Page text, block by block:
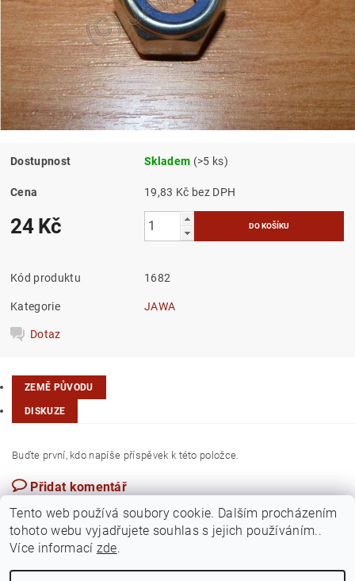
Dostupnost Skladem (>5 ks)
Cena 19,83 Kč bez DPH
24 Kč
Kód produktu 1682
Kategorie JAWA
Dotaz
ZEMĚ PŮVODU
DISKUZE
Buďte první, kdo napíše příspěvek k této položce.
Přidat komentář
Tento web používá soubory cookie. Dalším procházením
tohoto webu vyjadřujete souhlas s jejich používáním..
Více informací zde.